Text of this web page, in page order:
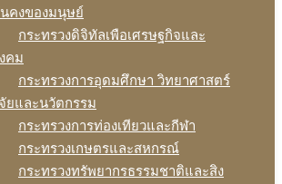
คงของมนุษย์
กระทรวงดิจิทัลเพือเศรษฐกิจและ
คม
กระทรวงการอุดมศึกษา วิทยาศาสตร์
ยและนวัตกรรม
กระทรวงการท่องเทียวและกีฬา
กระทรวงเกษตรและสหกรณ์
กระทรวงทรัพยากรธรรมชาติและสิง